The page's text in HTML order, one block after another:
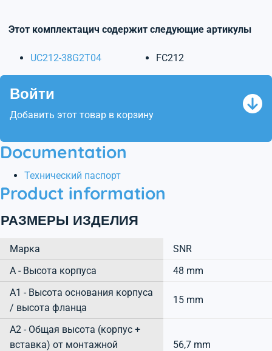
Этот комплектацич содержит следующие артикулы
UC212-38G2T04 FC212
Войти
Добавить этот товар в корзину
Documentation
Технический паспорт
Product information
РАЗМЕРЫ ИЗДЕЛИЯ
Марка
SNR
А - Высота корпуса
48 mm
A1 - Высота основания корпуса
/ высота фланца
15 mm
A2 - Общая высота (корпус +
вставка) от монтажной
56,7 mm